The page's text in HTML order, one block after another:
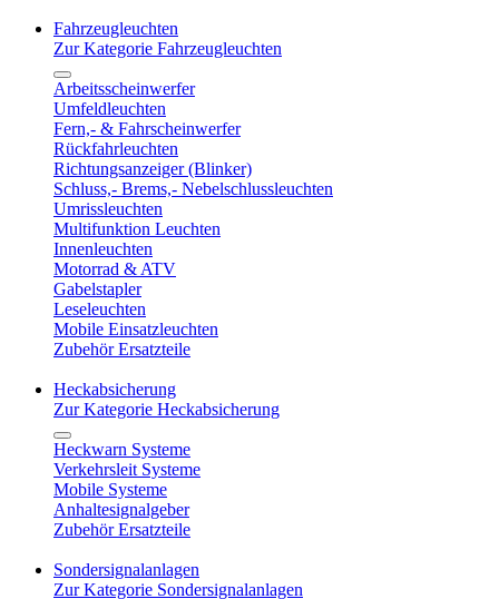
Fahrzeugleuchten
Zur Kategorie Fahrzeugleuchten
Arbeitsscheinwerfer
Umfeldleuchten
Fern,- & Fahrscheinwerfer
Rückfahrleuchten
Richtungsanzeiger (Blinker)
Schluss,- Brems,- Nebelschlussleuchten
Umrissleuchten
Multifunktion Leuchten
Innenleuchten
Motorrad & ATV
Gabelstapler
Leseleuchten
Mobile Einsatzleuchten
Zubehör Ersatzteile
Heckabsicherung
Zur Kategorie Heckabsicherung
Heckwarn Systeme
Verkehrsleit Systeme
Mobile Systeme
Anhaltesignalgeber
Zubehör Ersatzteile
Sondersignalanlagen
Zur Kategorie Sondersignalanlagen